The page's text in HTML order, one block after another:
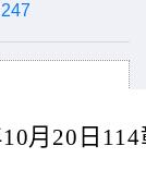
247
月20日